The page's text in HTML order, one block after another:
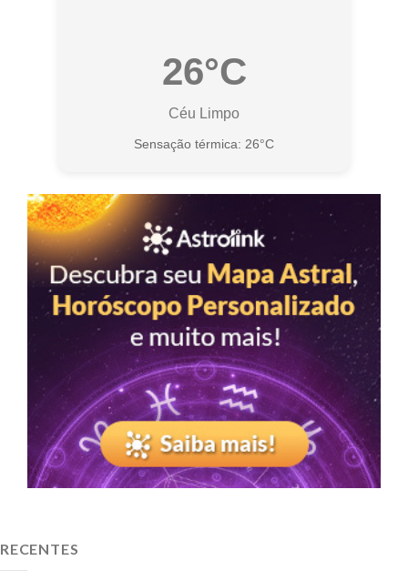
26°C
Céu Limpo
Sensação térmica: 26°C
RECENTES